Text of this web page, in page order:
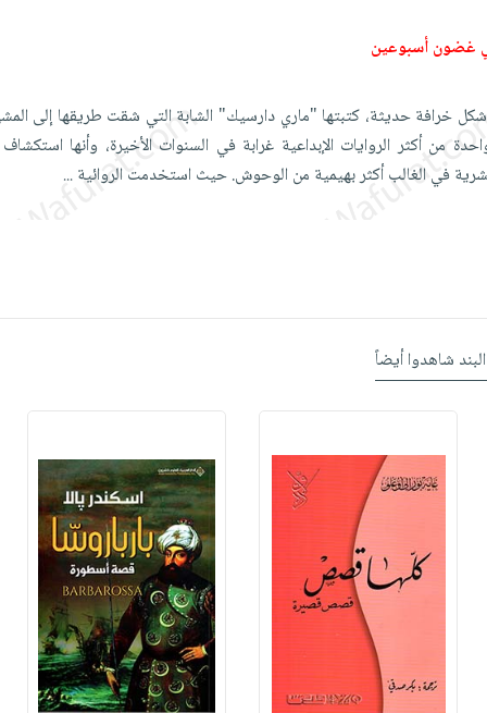
غضون أسبوعين
خرافة حديثة، كتبتها "ماري دارسيك" الشابة التي شقت طريقها إلى
من أكثر الروايات الإبداعية غرابة في السنوات الأخيرة، وأنها
في الغالب أكثر بهيمية من الوحوش. حيث استخدمت الروائية...
شاهدوا أيضاً